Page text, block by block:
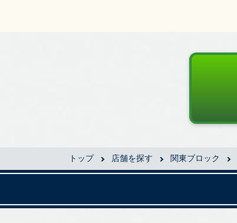
トップ 店舗を探す 関東ブロック